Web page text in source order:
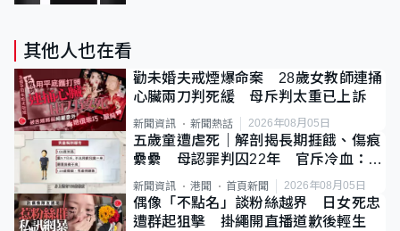
其他人也在看
勸未婚夫戒煙爆命案 28歲女教師連捅
心臟兩刀判死緩 母斥判太重已上訴
新聞資訊 新聞熱話 2026年08月05日
五歲童遭虐死｜解剖揭長期捱餓、傷痕
纍纍 母認罪判囚22年 官斥冷血：同
類案最惡劣
新聞資訊 港聞 首頁新聞 2026年08月05日
偶像「不點名」談粉絲越界 日女死忠
遭群起狙擊 掛繩開直播道歉後輕生